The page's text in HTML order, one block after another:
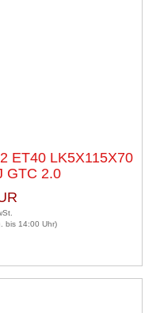
ET40 LK5X115X70
GTC 2.0
bis 14:00 Uhr)